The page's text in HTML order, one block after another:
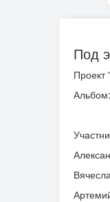
Под
Проект